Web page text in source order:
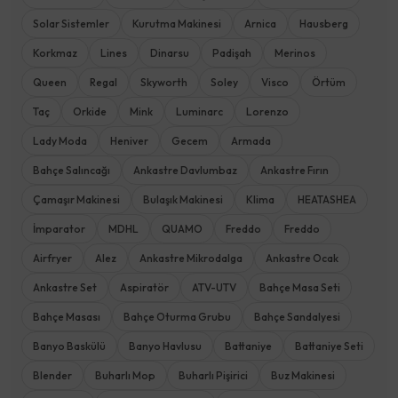
Solar Sistemler Kurutma Makinesi Arnica Hausberg
Korkmaz Lines Dinarsu Padişah Merinos
Queen Regal Skyworth Soley Visco Örtüm
Taç Orkide Mink Luminarc Lorenzo
Lady Moda Heniver Gecem Armada
Bahçe Salıncağı Ankastre Davlumbaz Ankastre Fırın
Çamaşır Makinesi Bulaşık Makinesi Klima HEATASHEA
İmparator MDHL QUAMO Freddo Freddo
Airfryer Alez Ankastre Mikrodalga Ankastre Ocak
Ankastre Set Aspiratör ATV-UTV Bahçe Masa Seti
Bahçe Masası Bahçe Oturma Grubu Bahçe Sandalyesi
Banyo Baskülü Banyo Havlusu Battaniye Battaniye Seti
Blender Buharlı Mop Buharlı Pişirici Buz Makinesi